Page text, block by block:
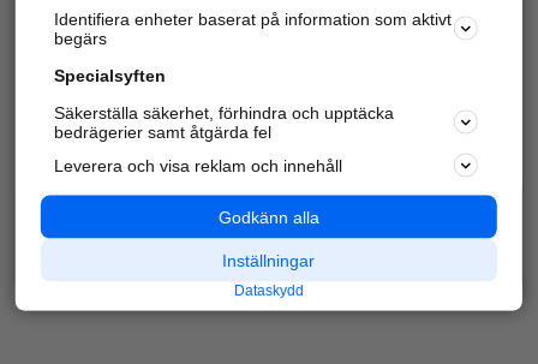
information om företag, privatpersoner och
platser.
Identifiera enheter baserat på information som aktivt
begärs
Specialsyften
Säkerställa säkerhet, förhindra och upptäcka
bedrägerier samt åtgärda fel
Leverera och visa reklam och innehåll
Godkänn alla
Inställningar
Dataskydd